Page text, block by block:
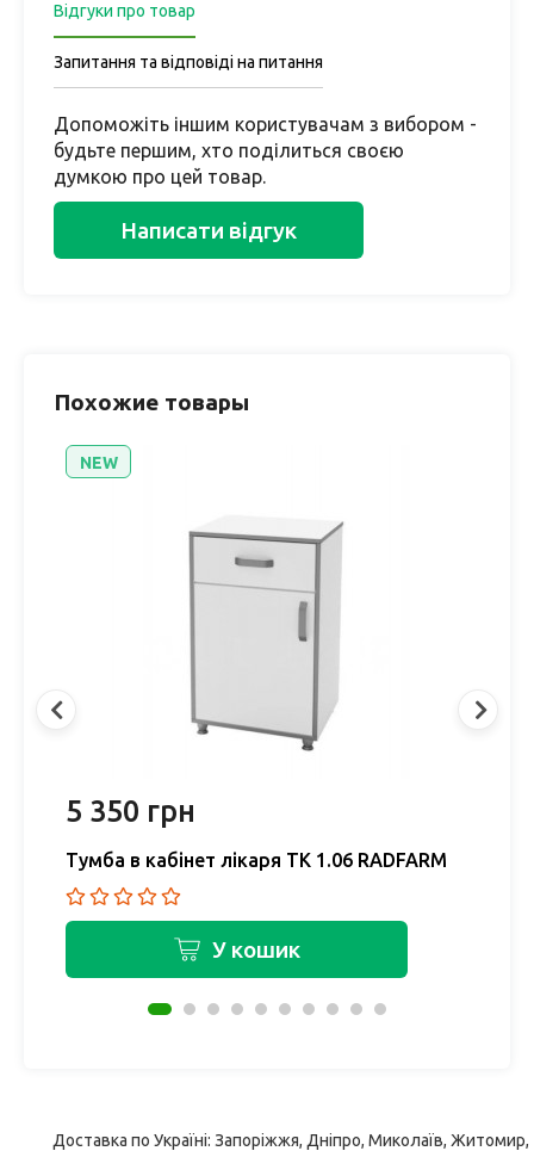
Відгуки про товар
Запитання та відповіді на питання
Допоможіть іншим користувачам з вибором -
будьте першим, хто поділиться своєю
думкою про цей товар.
Написати відгук
Похожие товары
NEW
5 350 грн
Тумба в кабінет лікаря ТК 1.06 RADFARM
У кошик
Доставка по Україні: Запоріжжя, Дніпро, Миколаїв, Житомир,